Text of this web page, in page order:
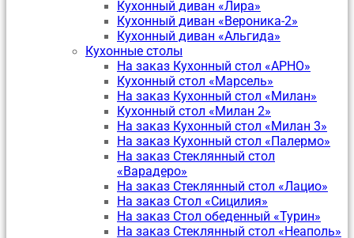
Кухонный диван «Лира»
Кухонный диван «Вероника-2»
Кухонный диван «Альгида»
Кухонные столы
На заказ Кухонный стол «АРНО»
Кухонный стол «Марсель»
На заказ Кухонный стол «Милан»
Кухонный стол «Милан 2»
На заказ Кухонный стол «Милан 3»
На заказ Кухонный стол «Палермо»
На заказ Стеклянный стол
«Варадеро»
На заказ Стеклянный стол «Лацио»
На заказ Стол «Сицилия»
На заказ Стол обеденный «Турин»
На заказ Стеклянный стол «Неаполь»